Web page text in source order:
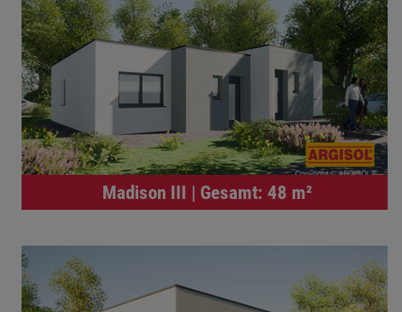
Madison III | Gesamt: 48 m²